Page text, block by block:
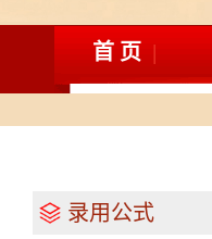
首 页
录用公式